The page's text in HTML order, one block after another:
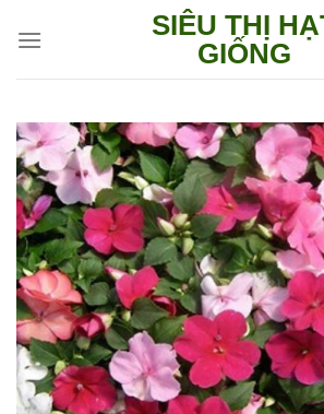
SIÊU THỊ
GIỐNG